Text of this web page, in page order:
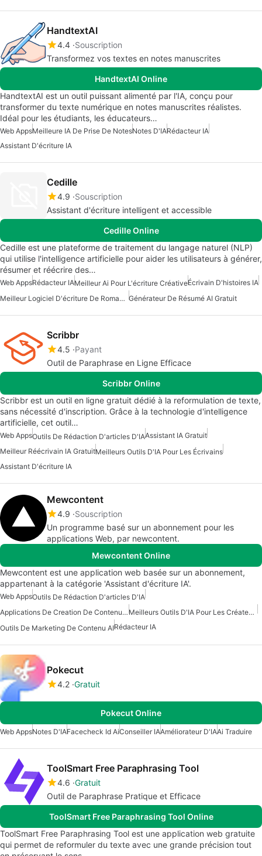
HandtextAI
4.4 Souscription
Transformez vos textes en notes manuscrites
HandtextAI Online
HandtextAI est un outil puissant alimenté par l'IA, conçu pour
transformer du texte numérique en notes manuscrites réalistes.
Idéal pour les étudiants, les éducateurs…
Web AppsMeilleure IA De Prise De NotesNotes D'IARédacteur IA
Assistant D'écriture IA
Cedille
4.9 Souscription
Assistant d'écriture intelligent et accessible
Cedille Online
Cedille est une plateforme de traitement du langage naturel (NLP)
qui utilise l'intelligence artificielle pour aider les utilisateurs à générer,
résumer et réécrire des…
Web AppsRédacteur IAMeilleur Ai Pour L'écriture CréativeÉcrivain D'histoires IA
Meilleur Logiciel D'écriture De Roman AI Générateur De Résumé AI Gratuit
Scribbr
4.5 Payant
Outil de Paraphrase en Ligne Efficace
Scribbr Online
Scribbr est un outil en ligne gratuit dédié à la reformulation de texte,
sans nécessité d'inscription. Grâce à la technologie d'intelligence
artificielle, cet outil…
Web AppsOutils De Rédaction D'articles D'IAAssistant IA Gratuit
Meilleur Réécrivain IA GratuitMeilleurs Outils D'IA Pour Les Écrivains
Assistant D'écriture IA
Mewcontent
4.9 Souscription
Un programme basé sur un abonnement pour les
applications Web, par newcontent.
Mewcontent Online
Mewcontent est une application web basée sur un abonnement,
appartenant à la catégorie 'Assistant d'écriture IA'.
Web AppsOutils De Rédaction D'articles D'IA
Applications De Creation De Contenu Avec Intelligence Artificielle
Meilleurs Outils D'IA Pour Les Créateurs De Contenu
Outils De Marketing De Contenu AIRédacteur IA
Pokecut
4.2 Gratuit
Pokecut Online
Web AppsNotes D'IAFacecheck Id AiConseiller IAAméliorateur D'IAAi Traduire
ToolSmart Free Paraphrasing Tool
4.6 Gratuit
Outil de Paraphrase Pratique et Efficace
ToolSmart Free Paraphrasing Tool Online
ToolSmart Free Paraphrasing Tool est une application web gratuite
qui permet de reformuler du texte avec une grande précision tout